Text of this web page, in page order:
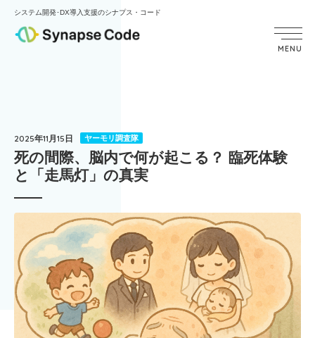
システム開発･DX導入支援のシナプス・コード
MENU
2025年11月15日 ヤーモリ調査隊
死の間際、脳内で何が起こる？ 臨死体験
と「走馬灯」の真実